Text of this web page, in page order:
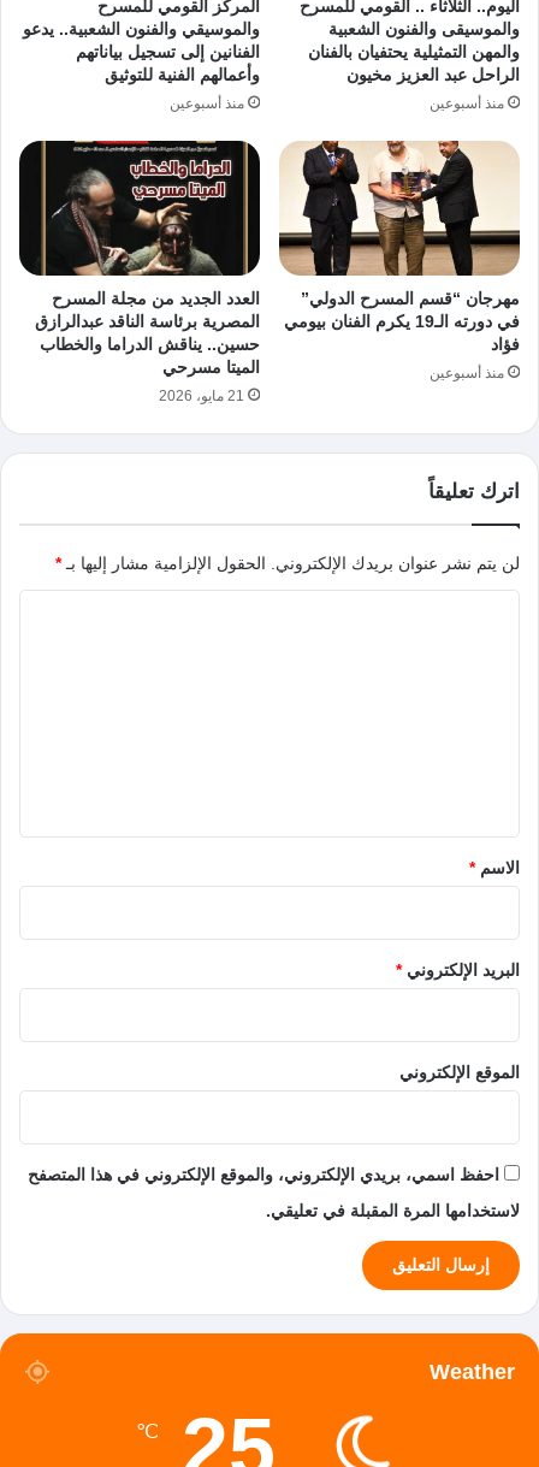
اليوم.. الثلاثاء .. القومي للمسرح
والموسيقى والفنون الشعبية
والمهن التمثيلية يحتفيان بالفنان
الراحل عبد العزيز مخيون
منذ أسبوعين
المركز القومي للمسرح
والموسيقي والفنون الشعبية.. يدعو
الفنانين إلى تسجيل بياناتهم
وأعمالهم الفنية للتوثيق
منذ أسبوعين
مهرجان “قسم المسرح الدولي”
في دورته الـ19 يكرم الفنان بيومي
فؤاد
منذ أسبوعين
العدد الجديد من مجلة المسرح
المصرية برئاسة الناقد عبدالرازق
حسين.. يناقش الدراما والخطاب
الميتا مسرحي
21 مايو، 2026
اترك تعليقاً
لن يتم نشر عنوان بريدك الإلكتروني. الحقول الإلزامية مشار إليها بـ*
*الاسم*
البريد الإلكتروني*
الموقع الإلكتروني
احفظ اسمي، بريدي الإلكتروني، والموقع الإلكتروني في هذا المتصفح
لاستخدامها المرة المقبلة في تعليقي.
Weather
℃